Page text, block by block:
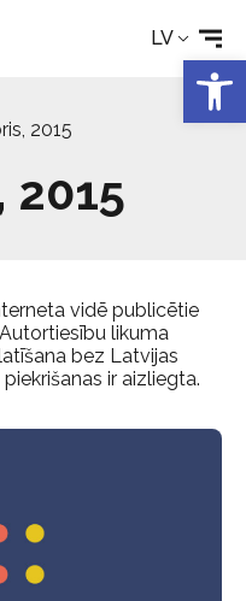
LV
2015
vidē publicētie
likuma
bez Latvijas
ir aizliegta.